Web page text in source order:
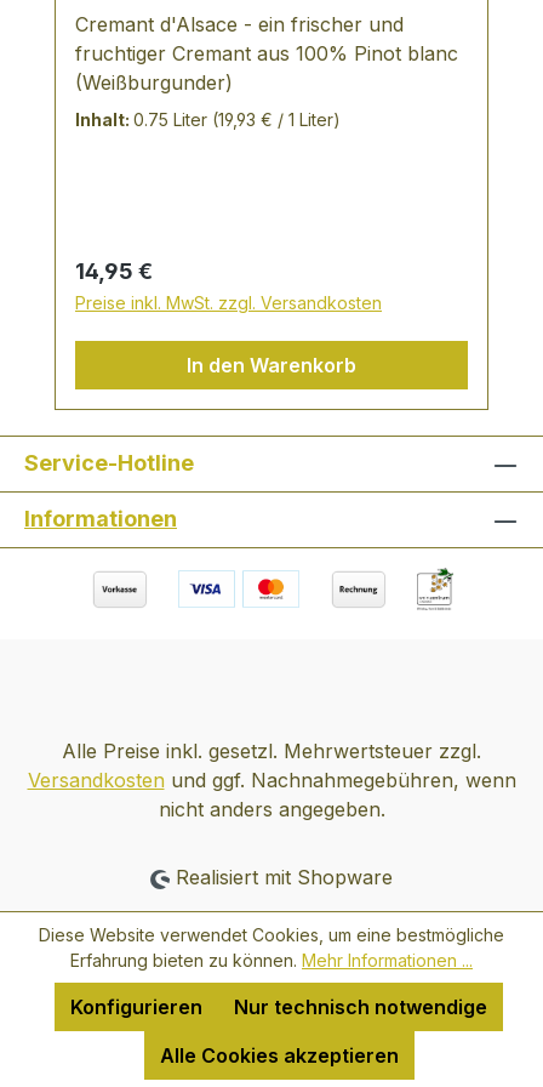
Cremant d'Alsace - ein frischer und
fruchtiger Cremant aus 100% Pinot blanc
(Weißburgunder)
Inhalt: 0.75 Liter (19,93 € / 1 Liter)
Regulärer Preis:
14,95 €
Preise inkl. MwSt. zzgl. Versandkosten
In den Warenkorb
Service-Hotline
Informationen
Alle Preise inkl. gesetzl. Mehrwertsteuer zzgl.
Versandkostenund ggf. Nachnahmegebühren, wenn
nicht anders angegeben.
Realisiert mit Shopware
Diese Website verwendet Cookies, um eine bestmögliche
Erfahrung bieten zu können. Mehr Informationen ...
Nur technisch notwendige
Konfigurieren
Alle Cookies akzeptieren